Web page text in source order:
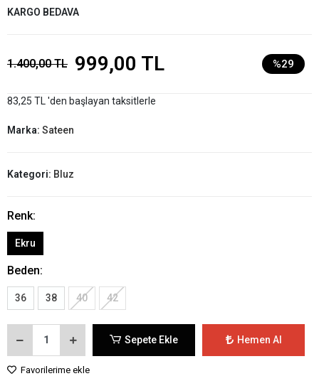
KARGO BEDAVA
1.400,00 TL 999,00 TL %29
83,25 TL 'den başlayan taksitlerle
Marka: Sateen
Kategori: Bluz
Renk:
Ekru
Beden:
36 38 40 42
Sepete Ekle Hemen Al
Favorilerime ekle